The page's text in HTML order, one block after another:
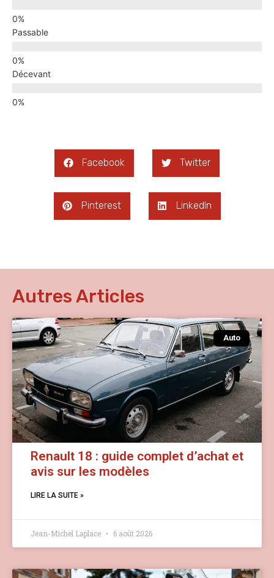
Passable
Décevant
Facebook Twitter
Pinterest LinkedIn
Autres Articles
Auto
Renault 18 : guide complet d’achat et
avis sur les modèles
LIRE LA SUITE »
Jean-Michel Laplace 6 août 2026